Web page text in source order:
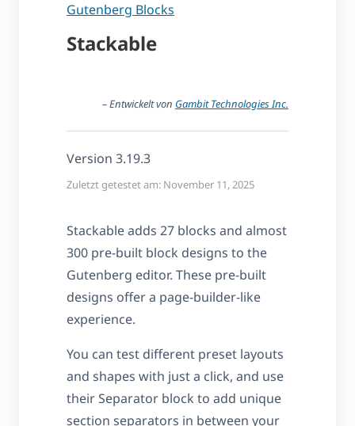
Gutenberg Blocks
Stackable
– Entwickelt von Gambit Technologies Inc.
Version 3.19.3
Zuletzt getestet am: November 11, 2025
Stackable adds 27 blocks and almost
300 pre-built block designs to the
Gutenberg editor. These pre-built
designs offer a page-builder-like
experience.
You can test different preset layouts
and shapes with just a click, and use
their Separator block to add unique
section separators in between your